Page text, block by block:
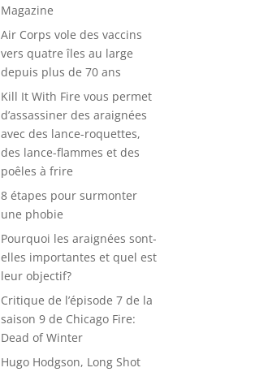
Magazine
Air Corps vole des vaccins
vers quatre îles au large
depuis plus de 70 ans
Kill It With Fire vous permet
d’assassiner des araignées
avec des lance-roquettes,
des lance-flammes et des
poêles à frire
8 étapes pour surmonter
une phobie
Pourquoi les araignées sont-
elles importantes et quel est
leur objectif?
Critique de l’épisode 7 de la
saison 9 de Chicago Fire:
Dead of Winter
Hugo Hodgson, Long Shot